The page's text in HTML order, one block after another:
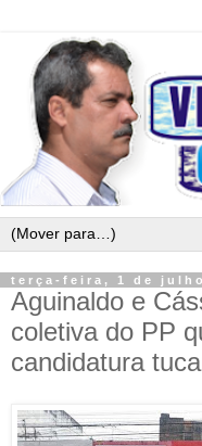
terça-feira, 1 de julho
Aguinaldo e
coletiva do PP
candidatura